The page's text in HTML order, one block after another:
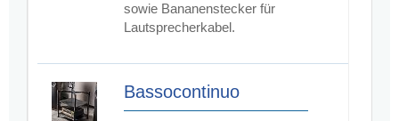
sowie Bananenstecker für
Lautsprecherkabel.
Bassocontinuo